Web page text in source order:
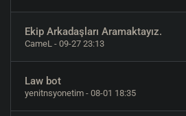
Ekip Arkadaşları Aramaktayız.
CameL - 09-27 23:13
Law bot
yenitnsyonetim - 08-01 18:35